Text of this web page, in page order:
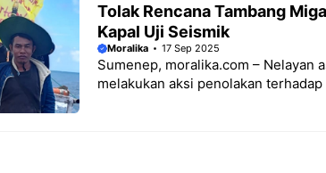
Tolak Rencana Tambang
Kapal Uji Seismik
Moralika 17 Sep 2025
Sumenep, moralika.com – Nelayan
melakukan aksi penolakan